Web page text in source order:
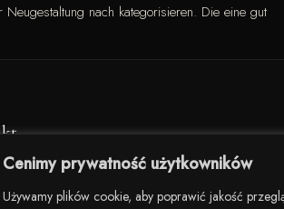
Cenimy prywatność użytkowników
Używamy plików cookie, aby poprawić jakość
nach kategorisieren. Die eine gut
82/U8, 00-145 Warszawa